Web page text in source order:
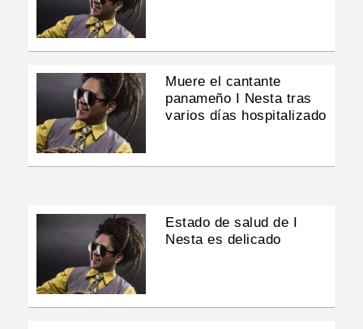
Muere el cantante
panameño I Nesta tras
varios días hospitalizado
Estado de salud de I
Nesta es delicado